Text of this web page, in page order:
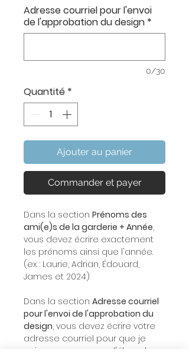
Adresse courriel pour l'envoi
de l'approbation du design *
0/30
Quantité *
Ajouter au panier
Commander et payer
Dans la section Prénoms des
ami(e)s de la garderie + Année,
vous devez écrire exactement
les prénoms ainsi que l'année.
(ex. : Laurie, Adrian, Édouard,
James et 2024)
Dans la section Adresse courriel
pour l'envoi de l'approbation du
design, vous devez écrire votre
adresse courriel pour que je